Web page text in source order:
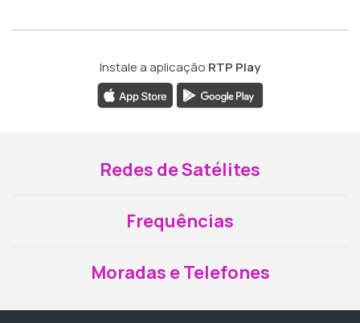
Instale a aplicação RTP Play
Redes de Satélites
Frequências
Moradas e Telefones